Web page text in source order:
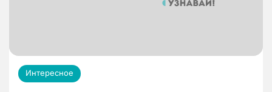
Интересное